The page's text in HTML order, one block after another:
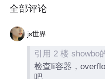
全部评论
js世界
引用 2 楼 showbo
检查li容器，